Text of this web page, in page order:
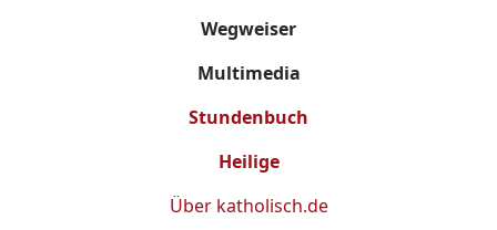
Wegweiser
Multimedia
Stundenbuch
Heilige
Über katholisch.de